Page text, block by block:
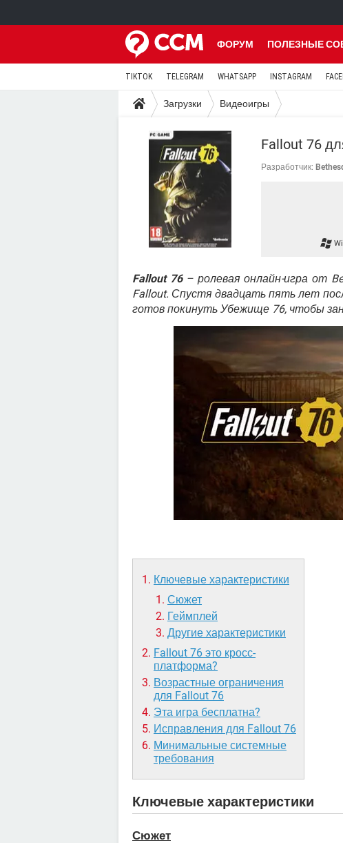
ФОРУМ ПОЛЕЗНЫЕ
TIKTOK TELEGRAM WHATSAPP INSTAGRAM
Загрузки Видеоигры
Fallout 76
Разработчик:
Fallout 76– ролевая онлайн-игра от
Fallout. Спустя двадцать пять лет
готов покинуть Убежище 76, чтобы
Ключевые характеристики
Сюжет
Геймплей
Другие характеристики
Fallout 76 это кросс-
платформа?
Возрастные ограничения
для Fallout 76
Эта игра бесплатна?
Исправления для Fallout 76
Минимальные системные
требования
Ключевые характеристики
Сюжет